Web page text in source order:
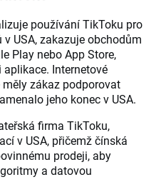
používání TikToku pro
USA, zakazuje obchodům
Play nebo App Store,
Internetové
zákaz podporovat
jeho konec v USA.
firma TikToku,
v USA, přičemž čínská
prodeji, aby
a datovou